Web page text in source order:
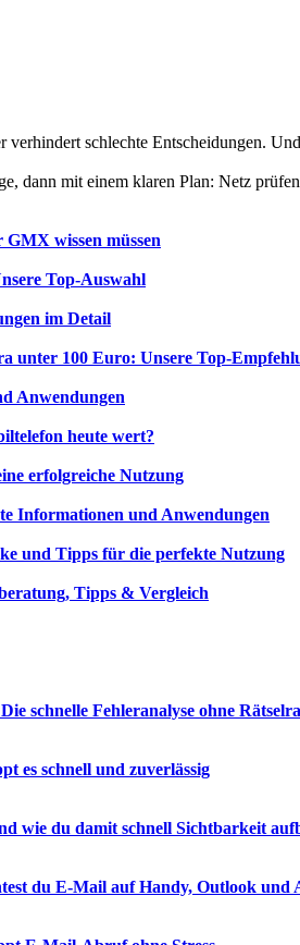
schlechte Entscheidungen.
dann mit einem klaren Plan: Netz
GMX wissen müssen
Top-Auswahl
im Detail
unter 100 Euro: Unsere Top-
Anwendungen
heute wert?
erfolgreiche Nutzung
Informationen und Anwendungen
und Tipps für die perfekte Nutzung
Tipps & Vergleich
schnelle Fehleranalyse ohne
es schnell und zuverlässig
wie du damit schnell Sichtbarkeit
du E-Mail auf Handy, Outlook und